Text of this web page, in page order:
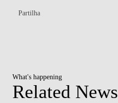
Partilha
What's happening
Related News